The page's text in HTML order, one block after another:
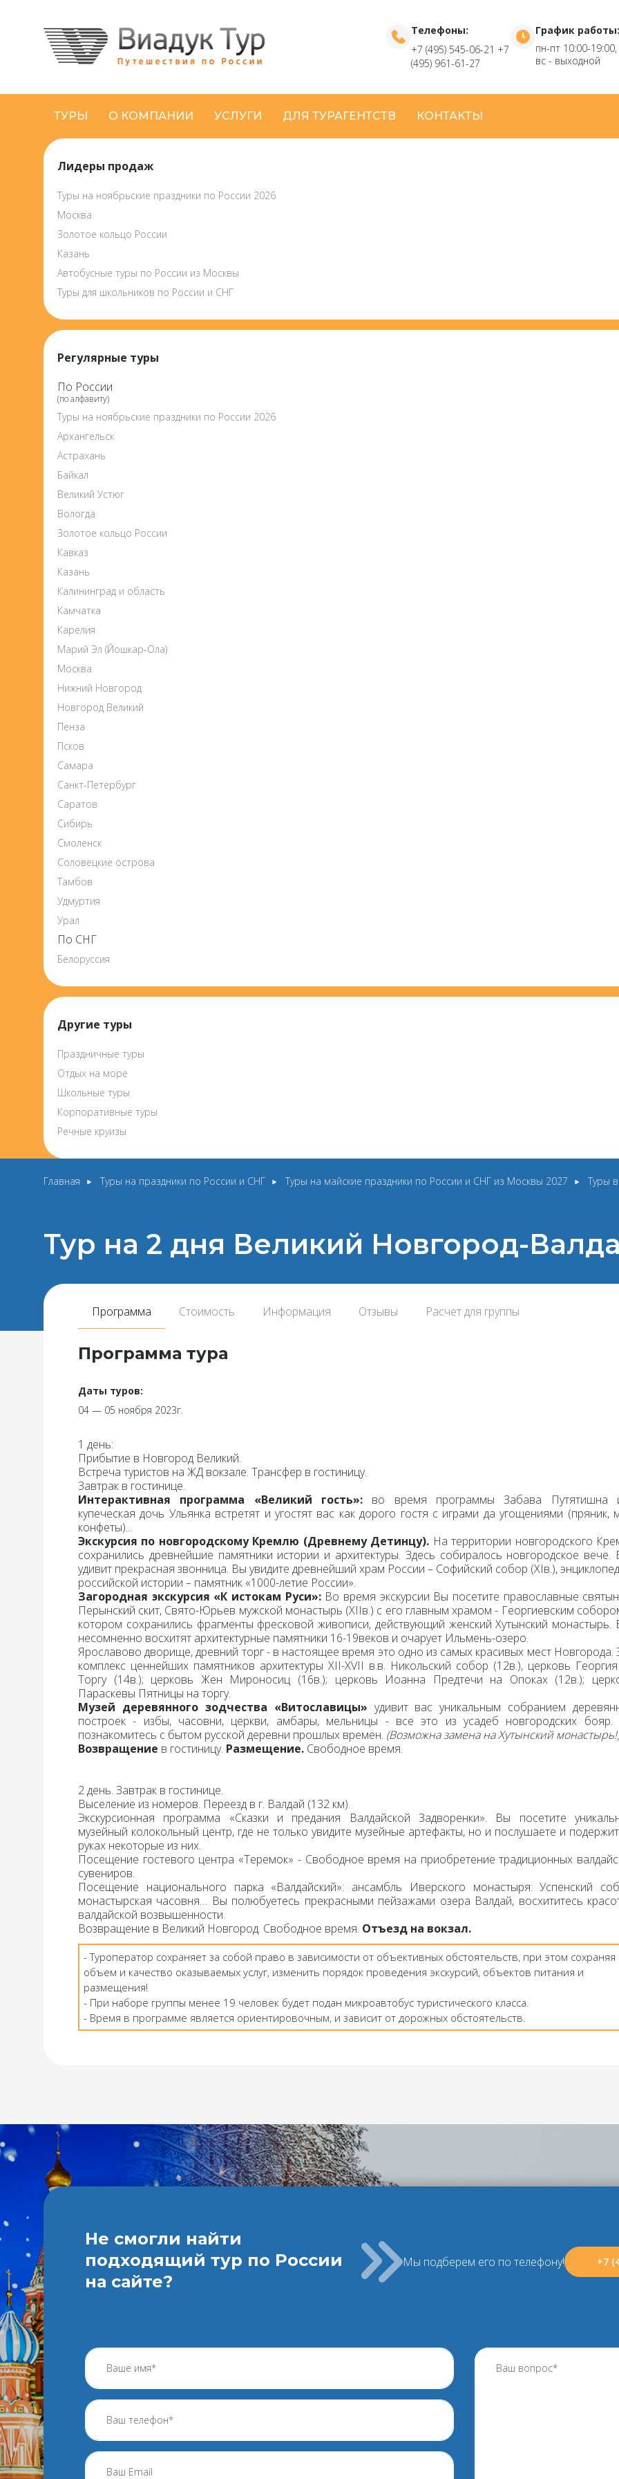
Телефоны:
+7 (495) 545-06-21 +7
(495) 961-61-27
График работы:
пн-пт 10:00-
вс - выходной
ТУРЫ О КОМПАНИИ УСЛУГИ ДЛЯ ТУРАГЕНТСТВ КОНТАКТЫ
Лидеры продаж
Туры на ноябрьские праздники по России 2026
Москва
Золотое кольцо России
Казань
Автобусные туры по России из Москвы
Туры для школьников по России и СНГ
Регулярные туры
По России
(по алфавиту)
Туры на ноябрьские праздники по России 2026
Архангельск
Астрахань
Байкал
Великий Устюг
Вологда
Золотое кольцо России
Кавказ
Казань
Калининград и область
Камчатка
Карелия
Марий Эл (Йошкар-Ола)
Москва
Нижний Новгород
Новгород Великий
Пенза
Псков
Самара
Санкт-Петербург
Саратов
Сибирь
Смоленск
Соловецкие острова
Тамбов
Удмуртия
Урал
По СНГ
Белоруссия
Другие туры
Праздничные туры
Отдых на море
Школьные туры
Корпоративные туры
Речные круизы
Главная Туры на праздники по России и СНГ Туры на майские праздники по России и СНГ из Москвы 2027 Туры
Тур на 2 дня Великий Новгород-
Программа Стоимость Информация Отзывы Расчет для группы
Программа тура
Даты туров:
04 — 05 ноября 2023г.
1 день:
Прибытие в Новгород Великий.
Встреча туристов на ЖД вокзале. Трансфер в гостиницу.
Завтрак в гостинице.
Интерактивная программа «Великий гость»: во время программы Забава Путятишна
купеческая дочь Ульянка встретят и угостят вас как дорого гостя с играми да угощениями (пряник,
конфеты)...
Экскурсия по новгородскому Кремлю (Древнему Детинцу). На территории новгородского
сохранились древнейшие памятники истории и архитектуры. Здесь собиралось новгородское вече.
удивит прекрасная звонница. Вы увидите древнейший храм России – Софийский собор (XIв.),
российской истории – памятник «1000-летие России».
Загородная экскурсия «К истокам Руси»: Во время экскурсии Вы посетите православные
Перынский скит, Свято-Юрьев мужской монастырь (XIIв.) с его главным храмом - Георгиевским
котором сохранились фрагменты фресковой живописи, действующий женский Хутынский монастырь.
несомненно восхитят архитектурные памятники 16-19веков и очарует Ильмень-озеро.
Ярославово дворище, древний торг- в настоящее время это одно из самых красивых мест Новгорода.
комплекс ценнейших памятников архитектуры XII-XVII в.в. Никольский собор (12в.), церковь
Торгу (14в.); церковь Жен Мироносиц (16в.); церковь Иоанна Предтечи на Опоках (12в.);
Параскевы Пятницы на торгу.
Музей деревянного зодчества «Витославицы» удивит вас уникальным собранием
построек - избы, часовни, церкви, амбары, мельницы - все это из усадеб новгородских
познакомитесь с бытом русской деревни прошлых времён. (Возможна замена на Хутынский
Возвращение в гостиницу. Размещение. Свободное время.
2 день. Завтрак в гостинице.
Выселение из номеров. Переезд в г. Валдай (132 км).
Экскурсионная программа «Сказки и предания Валдайской Задворенки». Вы посетите
музейный колокольный центр, где не только увидите музейные артефакты, но и послушаете и
руках некоторые из них.
Посещение гостевого центра «Теремок» - Свободное время на приобретение традиционных
сувениров.
Посещение национального парка «Валдайский»: ансамбль Иверского монастыря: Успенский
монастырская часовня… Вы полюбуетесь прекрасными пейзажами озера Валдай, восхититесь
валдайской возвышенности.
Возвращение в Великий Новгород. Свободное время. Отъезд на вокзал.
- Туроператор сохраняет за собой право в зависимости от объективных обстоятельств, при этом сохраняя
объем и качество оказываемых услуг, изменить порядок проведения экскурсий, объектов питания и
размещения!
- При наборе группы менее 19 человек будет подан микроавтобус туристического класса.
- Время в программе является ориентировочным, и зависит от дорожных обстоятельств.
Не смогли найти
подходящий тур по России
на сайте?
Мы подберем его по телефону! +7